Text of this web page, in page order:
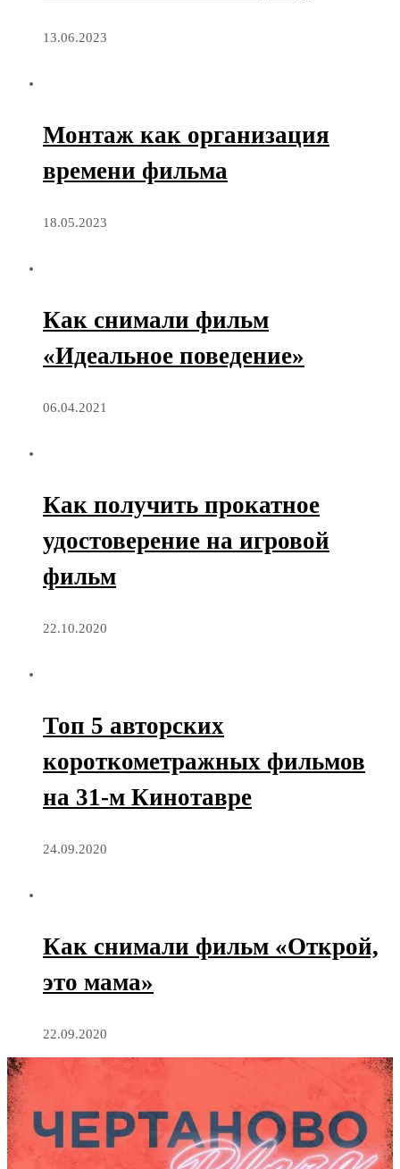
13.06.2023
Монтаж как организация
времени фильма
18.05.2023
Как снимали фильм
«Идеальное поведение»
06.04.2021
Как получить прокатное
удостоверение на игровой
фильм
22.10.2020
Топ 5 авторских
короткометражных фильмов
на 31-м Кинотавре
24.09.2020
Как снимали фильм «Открой,
это мама»
22.09.2020